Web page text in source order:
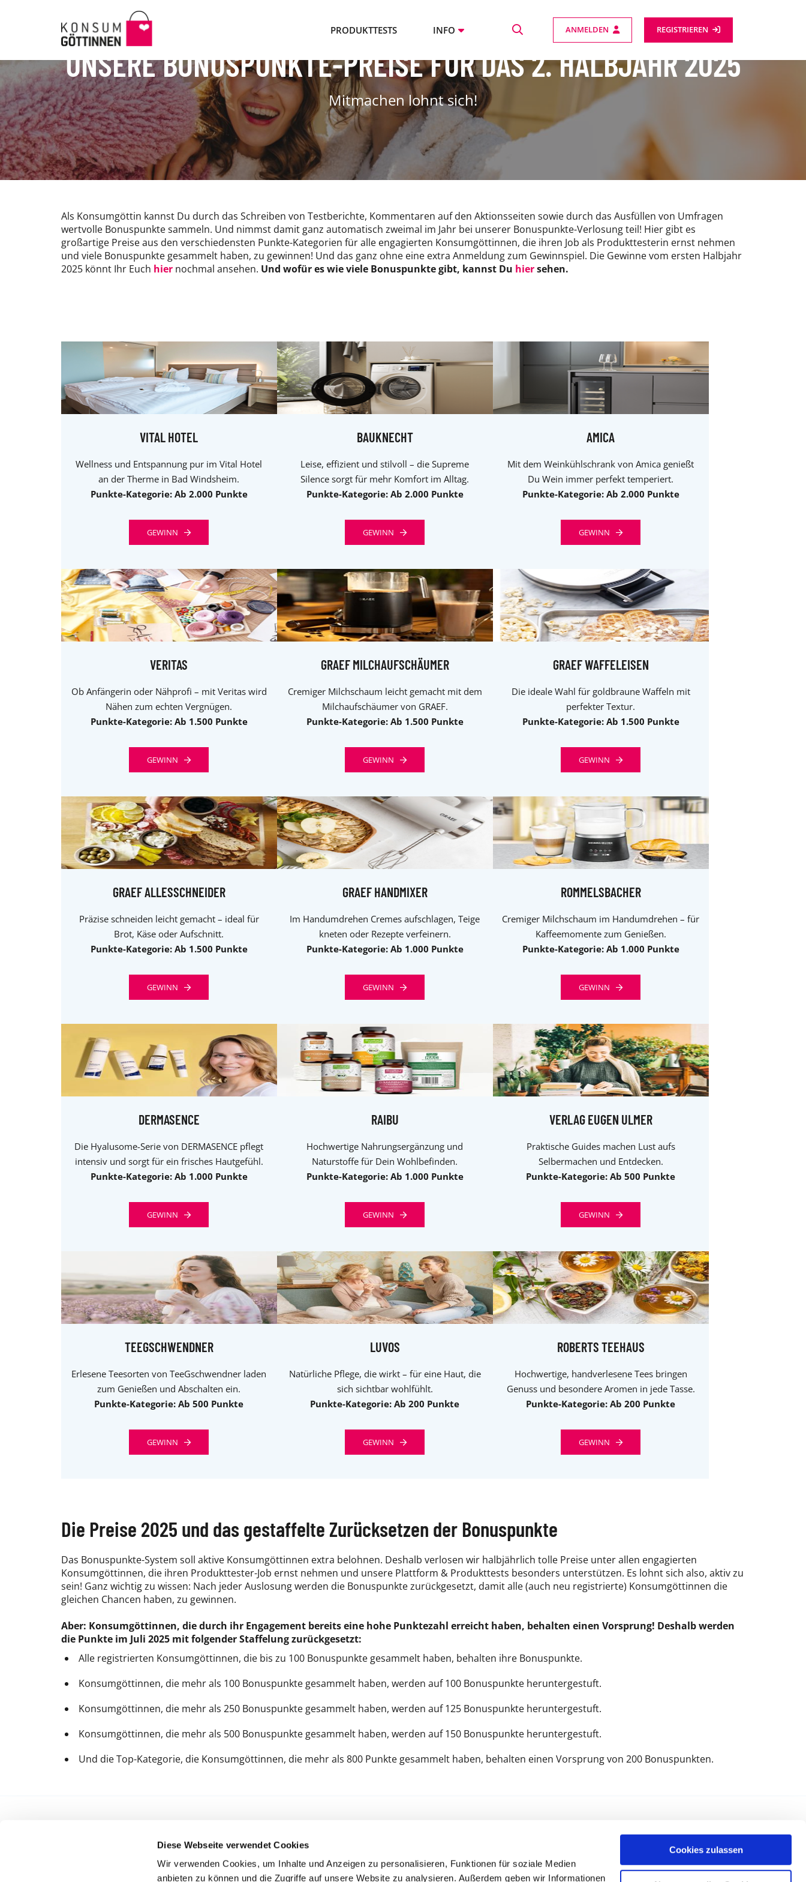
Diese Webseite verwendet Cookies
Wir verwenden Cookies, um Inhalte und Anzeigen zu personalisieren, Funktionen für soziale Medien
anbieten zu können und die Zugriffe auf unsere Website zu analysieren. Außerdem geben wir Informationen
Cookies zulassen
PRODUKTTESTS INFO ANMELDEN REGISTRIEREN
UNSERE BONUSPUNKTE-PREISE FÜR DAS 2. HALBJAHR 2025
Mitmachen lohnt sich!
Als Konsumgöttin kannst Du durch das Schreiben von Testberichte, Kommentaren auf den Aktionsseiten sowie durch das Ausfüllen von Umfragen
wertvolle Bonuspunkte sammeln. Und nimmst damit ganz automatisch zweimal im Jahr bei unserer Bonuspunkte-Verlosung teil! Hier gibt es
großartige Preise aus den verschiedensten Punkte-Kategorien für alle engagierten Konsumgöttinnen, die ihren Job als Produkttesterin ernst nehmen
und viele Bonuspunkte gesammelt haben, zu gewinnen! Und das ganz ohne eine extra Anmeldung zum Gewinnspiel. Die Gewinne vom ersten Halbjahr
2025 könnt Ihr Euch hier nochmal ansehen. Und wofür es wie viele Bonuspunkte gibt, kannst Du hiersehen.
VITAL HOTEL
Wellness und Entspannung pur im Vital Hotel
an der Therme in Bad Windsheim.
Punkte-Kategorie: Ab 2.000 Punkte
GEWINN
BAUKNECHT
Leise, effizient und stilvoll – die Supreme
Silence sorgt für mehr Komfort im Alltag.
Punkte-Kategorie: Ab 2.000 Punkte
GEWINN
AMICA
Mit dem Weinkühlschrank von Amica genießt
Du Wein immer perfekt temperiert.
Punkte-Kategorie: Ab 2.000 Punkte
GEWINN
VERITAS
Ob Anfängerin oder Nähprofi – mit Veritas wird
Nähen zum echten Vergnügen.
Punkte-Kategorie: Ab 1.500 Punkte
GEWINN
GRAEF MILCHAUFSCHÄUMER
Cremiger Milchschaum leicht gemacht mit dem
Milchaufschäumer von GRAEF.
Punkte-Kategorie: Ab 1.500 Punkte
GEWINN
GRAEF WAFFELEISEN
Die ideale Wahl für goldbraune Waffeln mit
perfekter Textur.
Punkte-Kategorie: Ab 1.500 Punkte
GEWINN
GRAEF ALLESSCHNEIDER
Präzise schneiden leicht gemacht – ideal für
Brot, Käse oder Aufschnitt.
Punkte-Kategorie: Ab 1.500 Punkte
GEWINN
GRAEF HANDMIXER
Im Handumdrehen Cremes aufschlagen, Teige
kneten oder Rezepte verfeinern.
Punkte-Kategorie: Ab 1.000 Punkte
GEWINN
ROMMELSBACHER
Cremiger Milchschaum im Handumdrehen – für
Kaffeemomente zum Genießen.
Punkte-Kategorie: Ab 1.000 Punkte
GEWINN
DERMASENCE
Die Hyalusome-Serie von DERMASENCE pflegt
intensiv und sorgt für ein frisches Hautgefühl.
Punkte-Kategorie: Ab 1.000 Punkte
GEWINN
RAIBU
Hochwertige Nahrungsergänzung und
Naturstoffe für Dein Wohlbefinden.
Punkte-Kategorie: Ab 1.000 Punkte
GEWINN
VERLAG EUGEN ULMER
Praktische Guides machen Lust aufs
Selbermachen und Entdecken.
Punkte-Kategorie: Ab 500 Punkte
GEWINN
TEEGSCHWENDNER
Erlesene Teesorten von TeeGschwendner laden
zum Genießen und Abschalten ein.
Punkte-Kategorie: Ab 500 Punkte
GEWINN
LUVOS
Natürliche Pflege, die wirkt – für eine Haut, die
sich sichtbar wohlfühlt.
Punkte-Kategorie: Ab 200 Punkte
GEWINN
ROBERTS TEEHAUS
Hochwertige, handverlesene Tees bringen
Genuss und besondere Aromen in jede Tasse.
Punkte-Kategorie: Ab 200 Punkte
GEWINN
Die Preise 2025 und das gestaffelte Zurücksetzen der Bonuspunkte
Das Bonuspunkte-System soll aktive Konsumgöttinnen extra belohnen. Deshalb verlosen wir halbjährlich tolle Preise unter allen engagierten
Konsumgöttinnen, die ihren Produkttester-Job ernst nehmen und unsere Plattform & Produkttests besonders unterstützen. Es lohnt sich also, aktiv zu
sein! Ganz wichtig zu wissen: Nach jeder Auslosung werden die Bonuspunkte zurückgesetzt, damit alle (auch neu registrierte) Konsumgöttinnen die
gleichen Chancen haben, zu gewinnen.
Aber: Konsumgöttinnen, die durch ihr Engagement bereits eine hohe Punktezahl erreicht haben, behalten einen Vorsprung! Deshalb werden
die Punkte im Juli 2025 mit folgender Staffelung zurückgesetzt:
Alle registrierten Konsumgöttinnen, die bis zu 100 Bonuspunkte gesammelt haben, behalten ihre Bonuspunkte.
Konsumgöttinnen, die mehr als 100 Bonuspunkte gesammelt haben, werden auf 100 Bonuspunkte heruntergestuft.
Konsumgöttinnen, die mehr als 250 Bonuspunkte gesammelt haben, werden auf 125 Bonuspunkte heruntergestuft.
Konsumgöttinnen, die mehr als 500 Bonuspunkte gesammelt haben, werden auf 150 Bonuspunkte heruntergestuft.
Und die Top-Kategorie, die Konsumgöttinnen, die mehr als 800 Punkte gesammelt haben, behalten einen Vorsprung von 200 Bonuspunkten.
ALLGEMEINES